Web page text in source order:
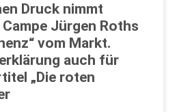
Druck nimmt
Jürgen Roths
vom Markt.
auch für
„Die roten